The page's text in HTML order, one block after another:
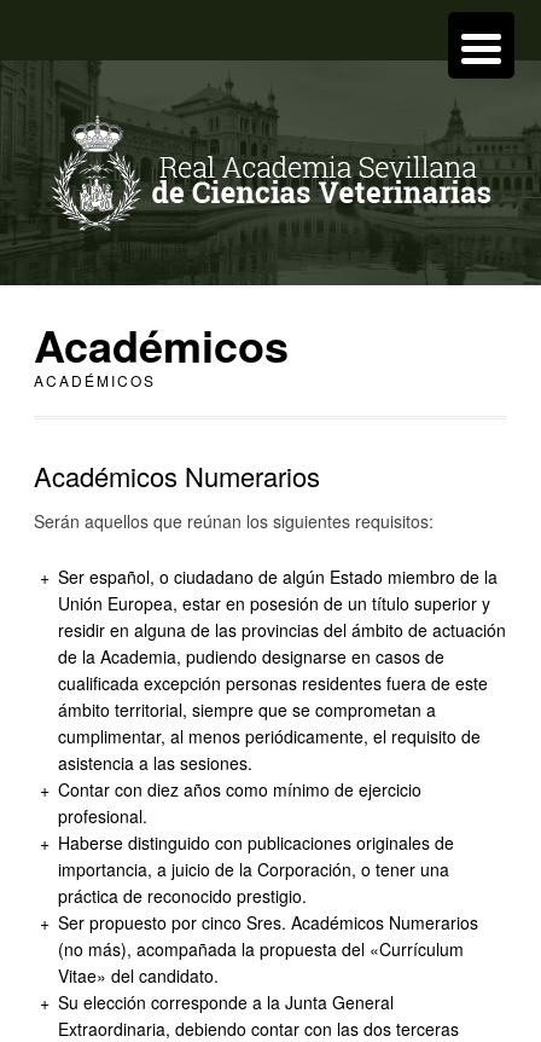
Académicos
ACADÉMICOS
Académicos Numerarios
Serán aquellos que reúnan los siguientes requisitos:
Ser español, o ciudadano de algún Estado miembro de la
Unión Europea, estar en posesión de un título superior y
residir en alguna de las provincias del ámbito de actuación
de la Academia, pudiendo designarse en casos de
cualificada excepción personas residentes fuera de este
ámbito territorial, siempre que se comprometan a
cumplimentar, al menos periódicamente, el requisito de
asistencia a las sesiones.
Contar con diez años como mínimo de ejercicio
profesional.
Haberse distinguido con publicaciones originales de
importancia, a juicio de la Corporación, o tener una
práctica de reconocido prestigio.
Ser propuesto por cinco Sres. Académicos Numerarios
(no más), acompañada la propuesta del «Currículum
Vitae» del candidato.
Su elección corresponde a la Junta General
Extraordinaria, debiendo contar con las dos terceras